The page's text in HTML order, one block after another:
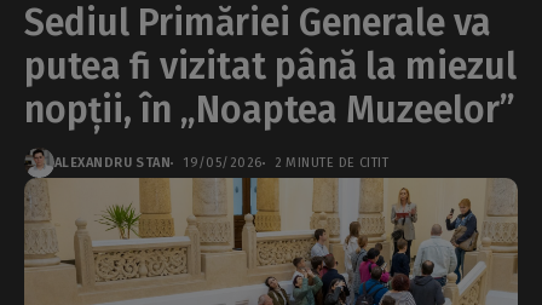
Sediul Primăriei Generale va
putea fi vizitat până la miezul
nopții, în „Noaptea Muzeelor”
ALEXANDRU STAN 19/05/2026 2 MINUTE DE CITIT